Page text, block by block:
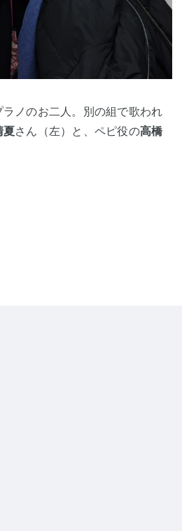
ノのお二人。別の組で歌われ
夏さん（左）と、ペピ役の高橋